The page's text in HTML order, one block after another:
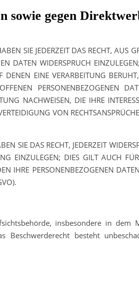
sowie gegen
SIE JEDERZEIT DAS RECHT, AUS
DATEN WIDERSPRUCH
EINE VERARBEITUNG
PERSONENBEZOGENEN
NACHWEISEN, DIE IHRE
VON
SIE DAS RECHT, JEDERZEIT
EINZULEGEN; DIES GILT AUCH
IHRE PERSONENBEZOGENEN
insbesondere in dem
besteht